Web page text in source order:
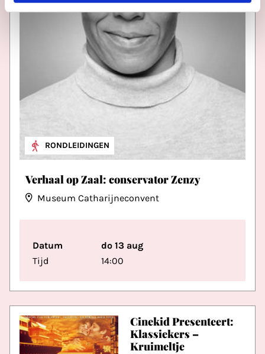
Cinekid Presenteert:
Klassiekers –
Kruimeltje
RONDLEIDINGEN
Verhaal op Zaal: conservator Zenzy
Museum Catharijneconvent
Datum
do 13 aug
Tijd
14:00